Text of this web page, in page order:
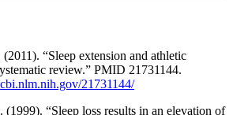
“Sleep extension and athletic
review.” PMID 21731144.
21731144/
(1999). “Sleep loss results in an elevation of